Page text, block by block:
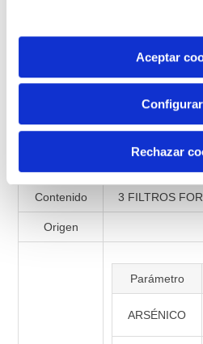
son indispensables para que el
por tanto no se pueden
más información en nuestra
Aceptar
Configurar
Rechazar
Especificaciones
Presentación
Contenido 3 FILTROS
Origen
Parámetro
ARSÉNICO